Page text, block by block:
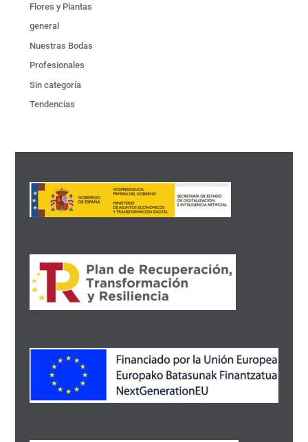
Flores y Plantas
general
Nuestras Bodas
Profesionales
Sin categoría
Tendencias